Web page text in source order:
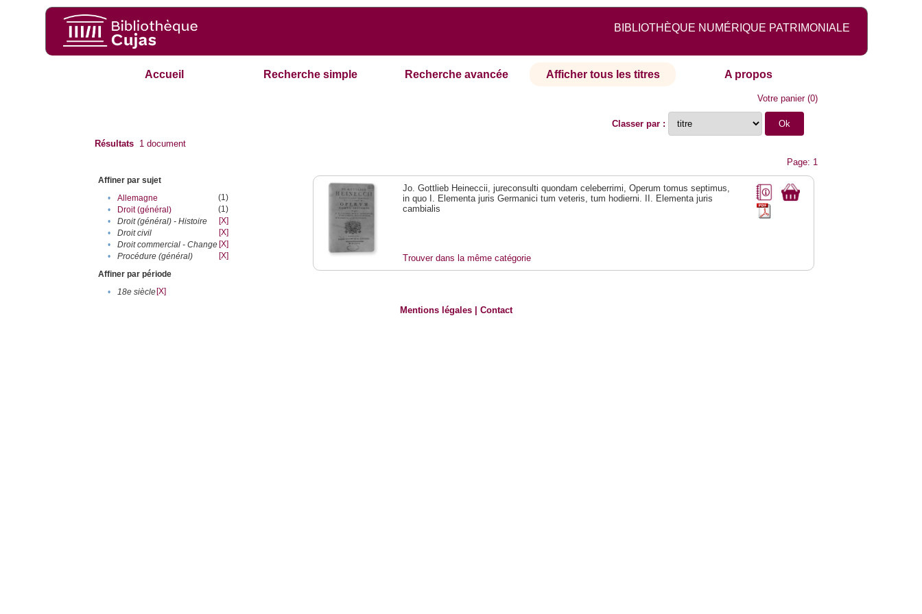
BIBLIOTHÈQUE NUMÉRIQUE PATRIMONIALE
Accueil Recherche simple Recherche avancée Afficher tous les titres A propos
Votre panier(0)
Classer par :
Résultats 1 document
Page: 1
Affiner par sujet
•
Allemagne
(1)
•
Droit (général)
(1)
•
Droit (général) - Histoire
[X]
•
Droit civil
[X]
•
Droit commercial - Change [X]
•
Procédure (général)
[X]
Affiner par période
•
18e siècle[X]
Jo. Gottlieb Heineccii, jureconsulti quondam celeberrimi, Operum tomus septimus,
in quo I. Elementa juris Germanici tum veteris, tum hodierni. II. Elementa juris
cambialis
Trouver dans la même catégorie
Mentions légales |Contact